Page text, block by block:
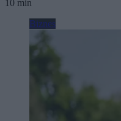
10 min
Biznes